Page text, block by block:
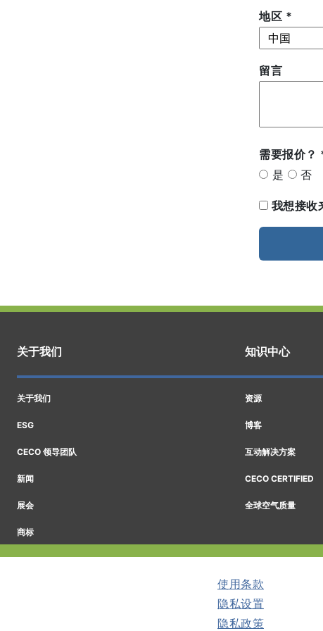
地区 *
留言
需要报价？
是
否
我想接收
关于我们
关于我们
ESG
CECO 领导团队
新闻
展会
商标
知识中心
资源
博客
互动解决方案
CECO CERTIFIED
全球空气质量
使用条款
隐私设置
隐私政策